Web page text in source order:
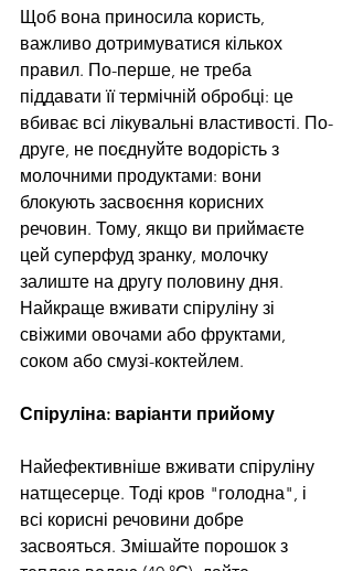
Щоб вона приносила користь,
важливо дотримуватися кількох
правил. По-перше, не треба
піддавати її термічній обробці: це
вбиває всі лікувальні властивості. По-
друге, не поєднуйте водорість з
молочними продуктами: вони
блокують засвоєння корисних
речовин. Тому, якщо ви приймаєте
цей суперфуд зранку, молочку
залиште на другу половину дня.
Найкраще вживати спіруліну зі
свіжими овочами або фруктами,
соком або смузі-коктейлем.
Спіруліна: варіанти прийому
Найефективніше вживати спіруліну
натщесерце. Тоді кров "голодна", і
всі корисні речовини добре
засвояться. Змішайте порошок з